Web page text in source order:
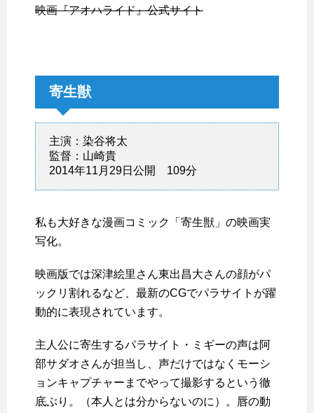
映画『アオハライド』公式サイト
寄生獣
主演：染谷将太
監督：山崎貴
2014年11月29日公開 109分
私も大好きな漫画コミック「寄生獣」の映画実
写化。
映画版では深津絵里さん東出昌大さんの顔がパ
ックリ割れるなど、最新のCGでパラサイトが躍
動的に表現されています。
主人公に寄生するパラサイト・ミギーの声は阿
部サダオさんが担当し、声だけではなくモーシ
ョンキャプチャーまでやって撮影するという徹
底ぶり。（本人とは分からないのに）。唇の動